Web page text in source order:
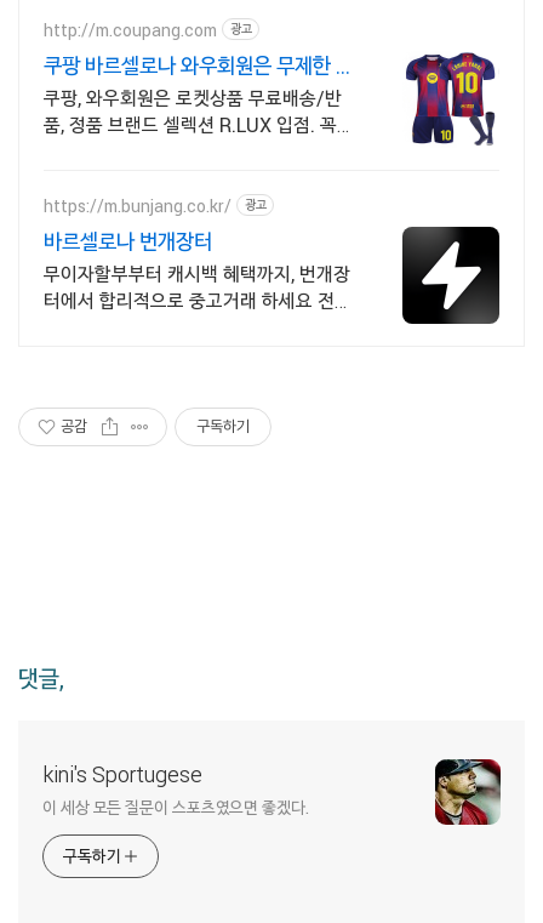
http://m.coupang.com 광고
쿠팡 바르셀로나 와우회원은 무제한 무
료 배송
쿠팡, 와우회원은 로켓상품 무료배송/반
품, 정품 브랜드 셀렉션 R.LUX 입점. 꼭
https://m.bunjang.co.kr/ 광고
바르셀로나 번개장터
무이자할부부터 캐시백 혜택까지, 번개장
터에서 합리적으로 중고거래 하세요 전국
공감 구독하기
댓글,
kini's Sportugese
이 세상 모든 질문이 스포츠였으면 좋겠다.
구독하기